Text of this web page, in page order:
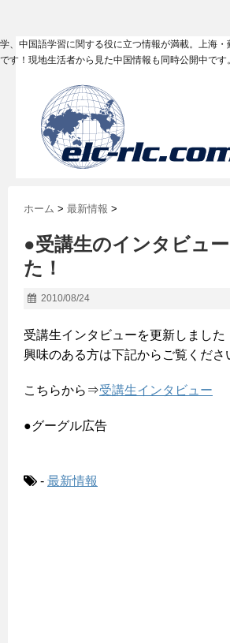
、中国語学習に関する役に立つ情報が満載。上海・
す！現地生活者から見た中国情報も同時公開中です。
ホーム > 最新情報 >
●受講生のインタビュ
た！
2010/08/24
受講生インタビューを更新しました
興味のある方は下記からご覧くださ
こちらから⇒受講生インタビュー
●グーグル広告
- 最新情報